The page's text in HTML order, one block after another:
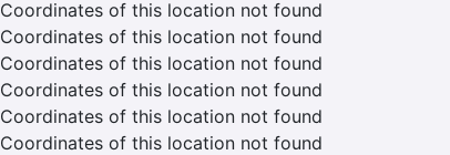
Coordinates of this location not found
Coordinates of this location not found
Coordinates of this location not found
Coordinates of this location not found
Coordinates of this location not found
Coordinates of this location not found